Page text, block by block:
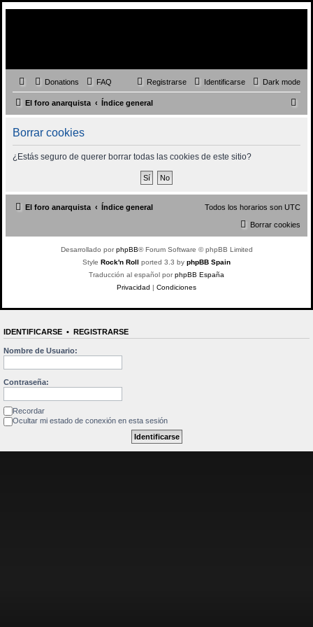
Dark mode
Donations FAQ Identificarse
Registrarse
El foro anarquista Índice general
Borrar cookies
¿Estás seguro de querer borrar todas las cookies de este sitio?
El foro anarquista Índice general Todos los horarios son UTC
Borrar cookies
Desarrollado porphpBB® Forum Software © phpBB Limited
Style Rock'n Roll ported 3.3 by phpBB Spain
Traducción al español porphpBB España
Privacidad | Condiciones
IDENTIFICARSE • REGISTRARSE
Nombre de Usuario:
Contraseña:
Recordar
Ocultar mi estado de conexión en esta sesión